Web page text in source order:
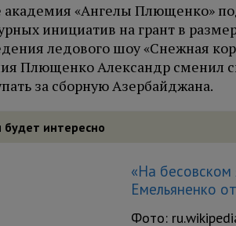
академия «Ангелы Плющенко»
инициатив на грант в
ледового шоу «Снежная
Плющенко Александр сменил
за сборную Азербайджана.
будет интересно
«На бесовском
Емельяненко
Фото: